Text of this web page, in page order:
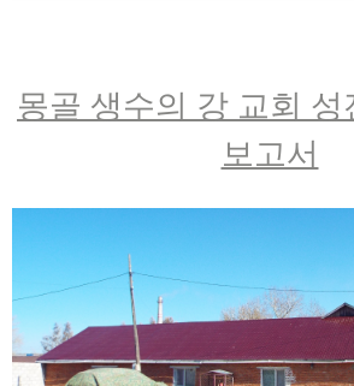
몽골 생수의 강 교회
보고서